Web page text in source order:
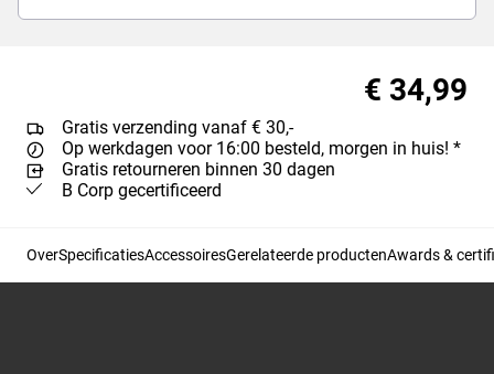
€ 34,99
Gratis verzending vanaf € 30,-
Op werkdagen voor 16:00 besteld, morgen in huis! *
Gratis retourneren binnen 30 dagen
B Corp gecertificeerd
OverSpecificatiesAccessoiresGerelateerde productenAwards &